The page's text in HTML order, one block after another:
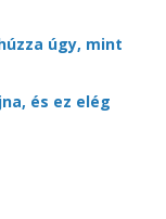
úgy, mint
és ez elég